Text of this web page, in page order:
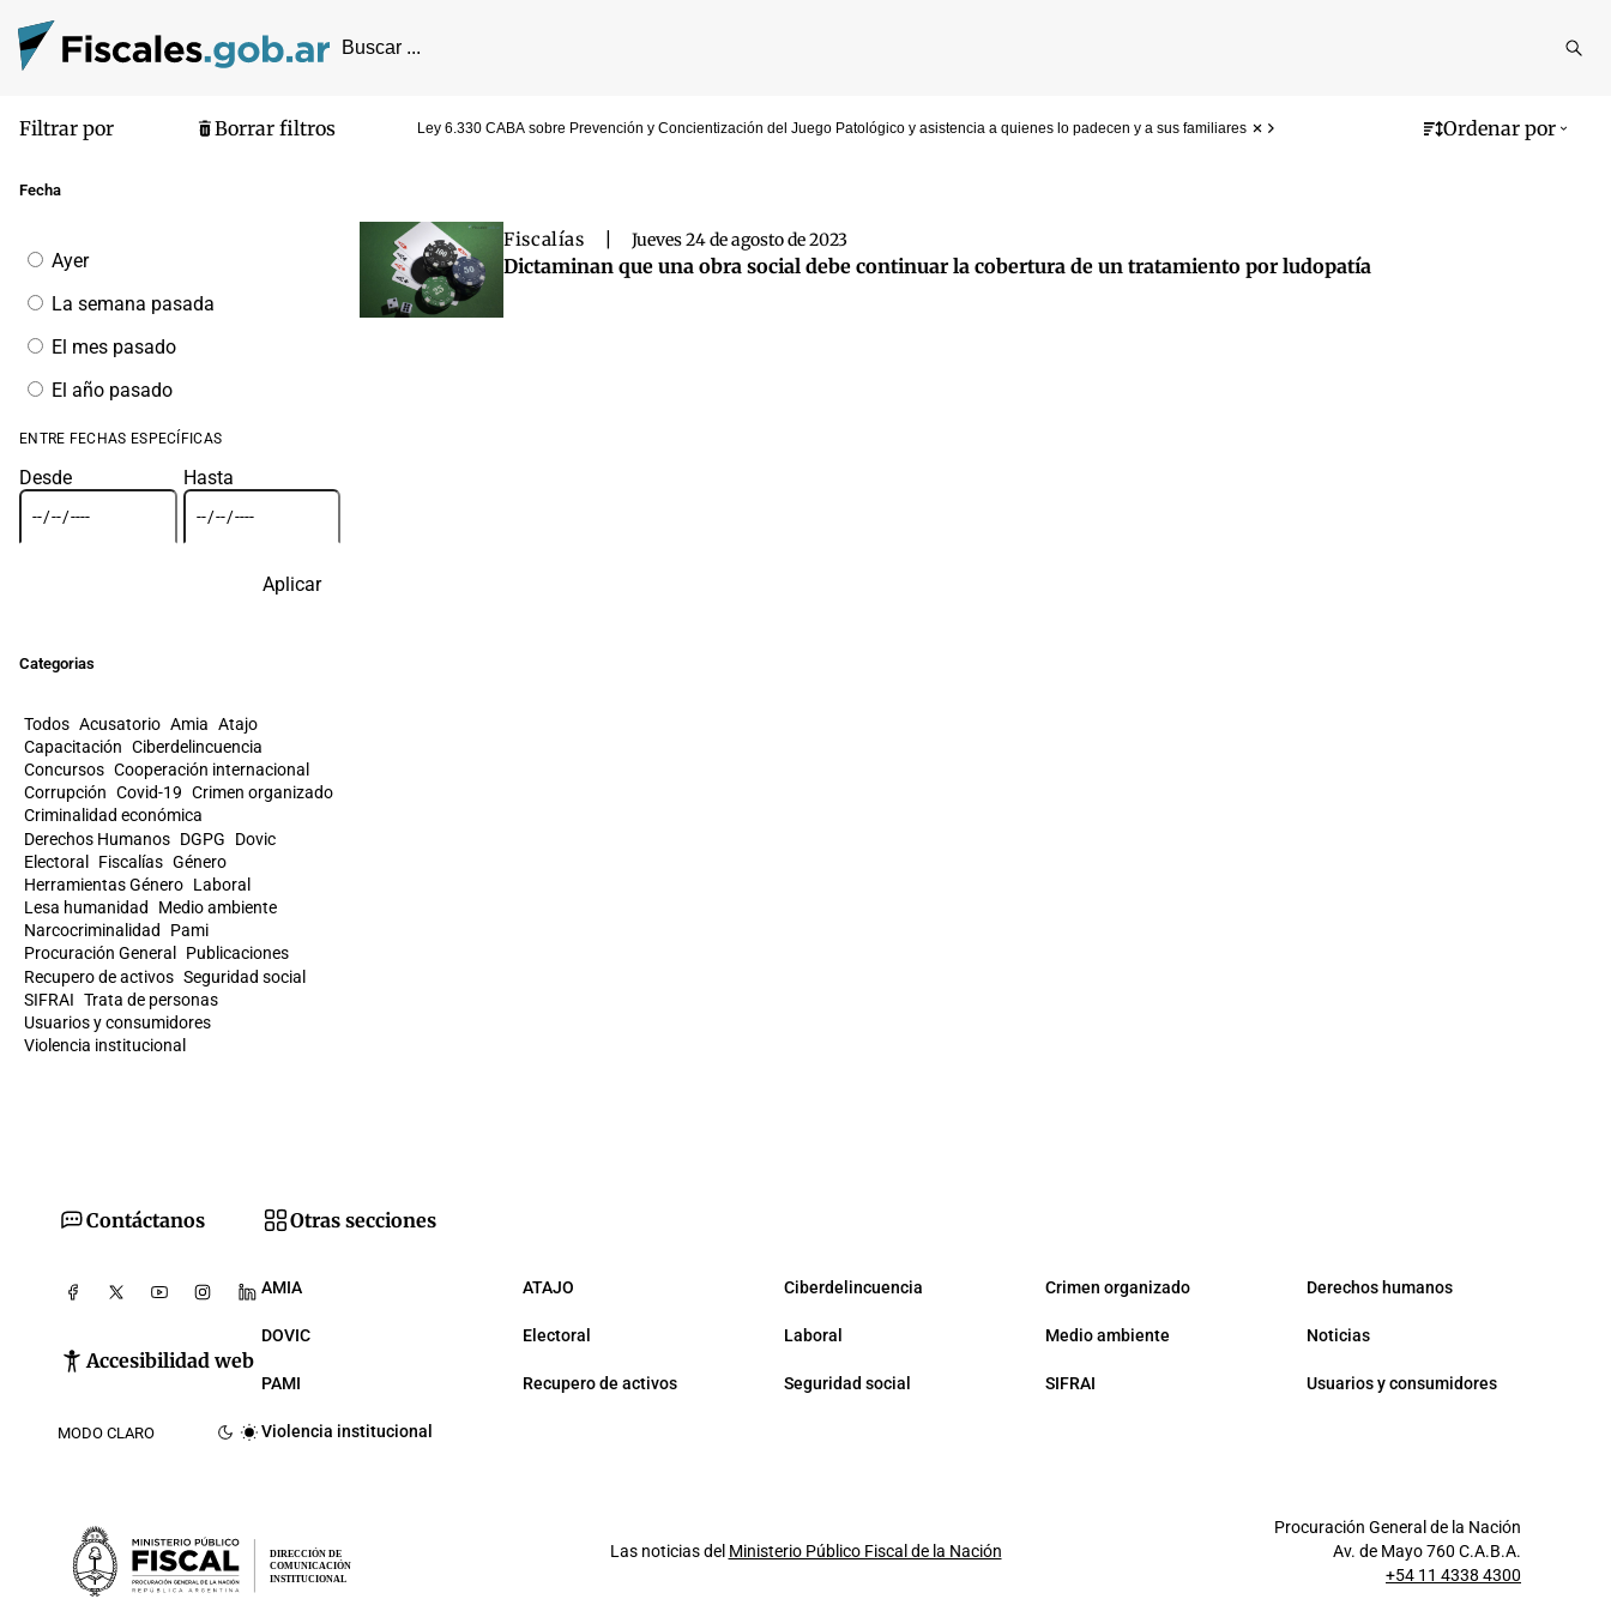
Filtrar por Borrar filtros Ley 6.330 CABA sobre Prevención y Concientización del Juego Patológico y asistencia a quienes lo padecen y a sus familiares Ordenar por
Fecha
Filtrar
por
fecha
Ayer
La semana pasada
El mes pasado
El año pasado
ENTRE FECHAS ESPECÍFICAS
Desde Hasta
Aplicar
Categorias
Todos Acusatorio Amia Atajo
Capacitación Ciberdelincuencia
Concursos Cooperación internacional
Corrupción Covid-19 Crimen organizado
Criminalidad económica
Derechos Humanos DGPG
Dovic
Electoral
Fiscalías Género
Herramientas Género Laboral
Lesa humanidad
Medio ambiente
Narcocriminalidad
Pami
Procuración General
Publicaciones
Recupero de activos Seguridad social
SIFRAI Trata de personas
Usuarios y consumidores
Violencia institucional
Fiscalías Jueves 24 de agosto de 2023
Dictaminan que una obra social debe continuar la cobertura de un tratamiento por ludopatía
Contáctanos
Accesibilidad web
MODO CLARO
Otras secciones
AMIA ATAJO Ciberdelincuencia Crimen organizado Derechos humanos
DOVIC Electoral Laboral Medio ambiente Noticias
PAMI Recupero de activos Seguridad social SIFRAI Usuarios y consumidores
Violencia institucional
DIRECCIÓN DE
COMUNICACIÓN
INSTITUCIONAL
Las noticias del Ministerio Público Fiscal de la Nación
Procuración General de la Nación
Av. de Mayo 760 C.A.B.A.
+54 11 4338 4300